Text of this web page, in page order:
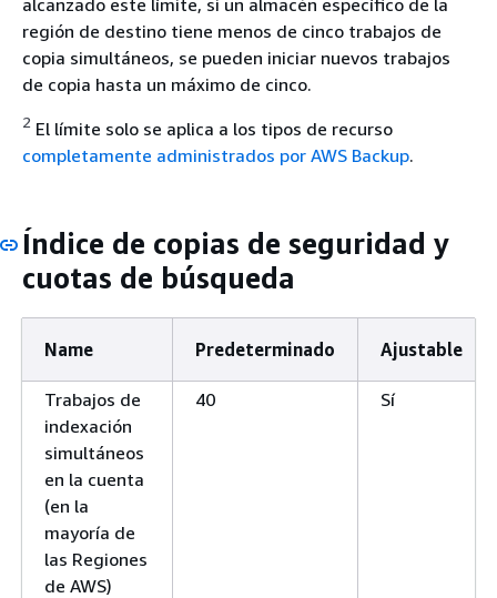
alcanzado este límite, si un almacén específico de la
región de destino tiene menos de cinco trabajos de
copia simultáneos, se pueden iniciar nuevos trabajos
de copia hasta un máximo de cinco.
2 El límite solo se aplica a los tipos de recurso
completamente administrados por AWS Backup.
Índice de copias de seguridad y
cuotas de búsqueda
Name Predeterminado Ajustable
Trabajos de
indexación
simultáneos
en la cuenta
(en la
mayoría de
las Regiones
de AWS)
40 Sí